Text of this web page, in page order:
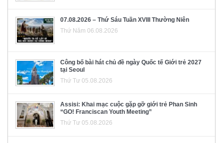
07.08.2026 – Thứ Sáu Tuần XVIII Thường Niên
Thứ Năm 06.08.2026
Công bố bài hát chủ đề ngày Quốc tế Giới trẻ 2027
tại Seoul
Thứ Tư 05.08.2026
Assisi: Khai mạc cuộc gặp gỡ giới trẻ Phan Sinh
“GO! Franciscan Youth Meeting”
Thứ Tư 05.08.2026